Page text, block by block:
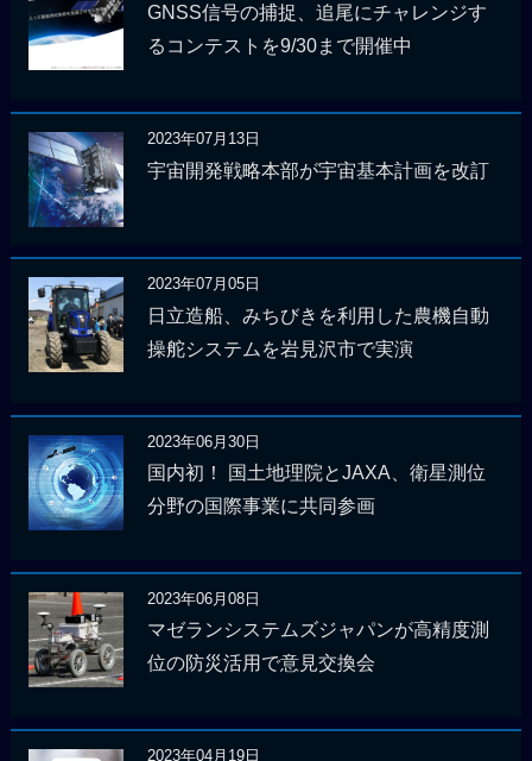
GNSS信号の捕捉、追尾にチャレンジす
るコンテストを9/30まで開催中
2023年07月13日
宇宙開発戦略本部が宇宙基本計画を改訂
2023年07月05日
日立造船、みちびきを利用した農機自動
操舵システムを岩見沢市で実演
2023年06月30日
国内初！ 国土地理院とJAXA、衛星測位
分野の国際事業に共同参画
2023年06月08日
マゼランシステムズジャパンが高精度測
位の防災活用で意見交換会
2023年04月19日